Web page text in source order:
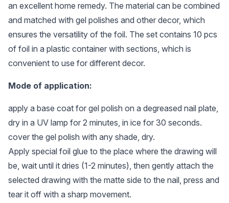
an excellent home remedy. The material can be combined
and matched with gel polishes and other decor, which
ensures the versatility of the foil. The set contains 10 pcs
of foil in a plastic container with sections, which is
convenient to use for different decor.
Mode of application:
apply a base coat for gel polish on a degreased nail plate,
dry in a UV lamp for 2 minutes, in ice for 30 seconds.
cover the gel polish with any shade, dry.
Apply special foil glue to the place where the drawing will
be, wait until it dries (1-2 minutes), then gently attach the
selected drawing with the matte side to the nail, press and
tear it off with a sharp movement.